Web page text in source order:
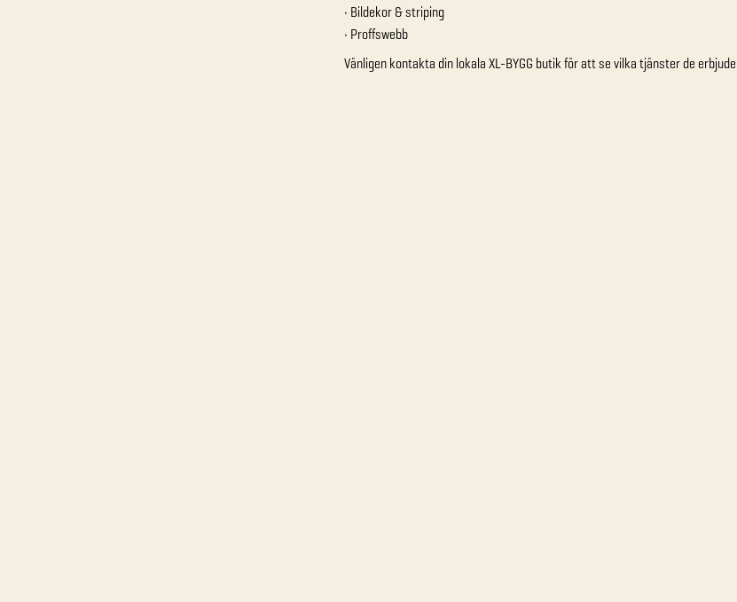
• Bildekor & striping
• Proffswebb
Vänligen kontakta din lokala XL-BYGG butik för att se vilka tjänster de